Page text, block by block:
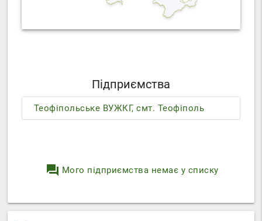
Підприємства
Теофіпольське ВУЖКГ, смт. Теофіполь
question_answer Мого підприємства немає у списку